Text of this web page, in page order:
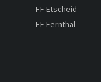
FF Etscheid
FF Fernthal